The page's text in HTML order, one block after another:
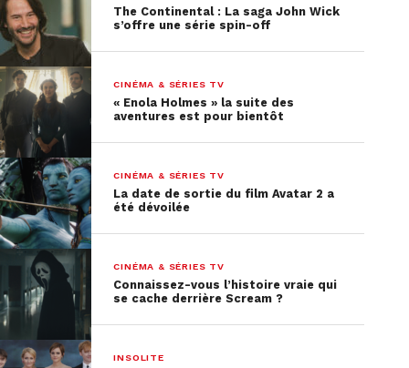
The Continental : La saga John Wick
s’offre une série spin-off
CINÉMA & SÉRIES TV
« Enola Holmes » la suite des
aventures est pour bientôt
CINÉMA & SÉRIES TV
La date de sortie du film Avatar 2 a
été dévoilée
CINÉMA & SÉRIES TV
Connaissez-vous l’histoire vraie qui
se cache derrière Scream ?
INSOLITE